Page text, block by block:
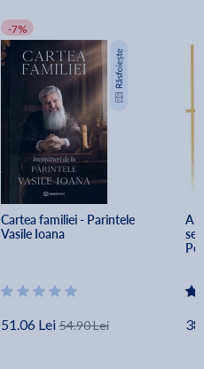
-7%
Cartea familiei - Parintele
Vasile Ioana
51.06 Lei 54.90 Lei